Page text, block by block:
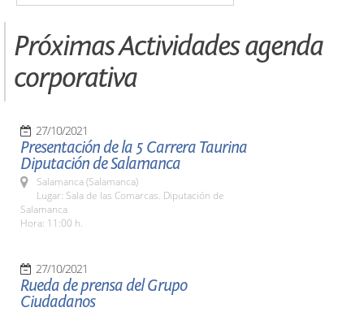
Próximas Actividades agenda
corporativa
27/10/2021
Presentación de la 5 Carrera Taurina
Diputación de Salamanca
Salamanca (Salamanca)
Lugar: Sala de las Comarcas. Diputación de
Salamanca
Hora: 11:00 h.
27/10/2021
Rueda de prensa del Grupo
Ciudadanos